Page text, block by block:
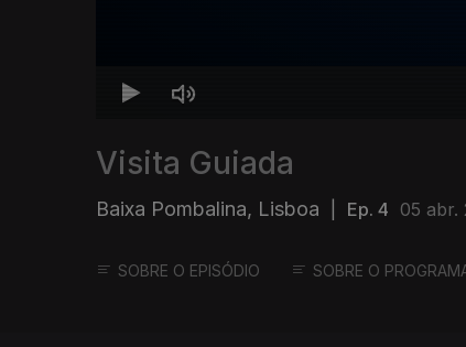
Visita Guiada
Baixa Pombalina, Lisboa Ep. 4 05 abr.
SOBRE O EPISÓDIO SOBRE O